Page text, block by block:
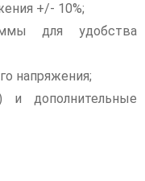
+/- 10%;
для удобства
напряжения;
дополнительные